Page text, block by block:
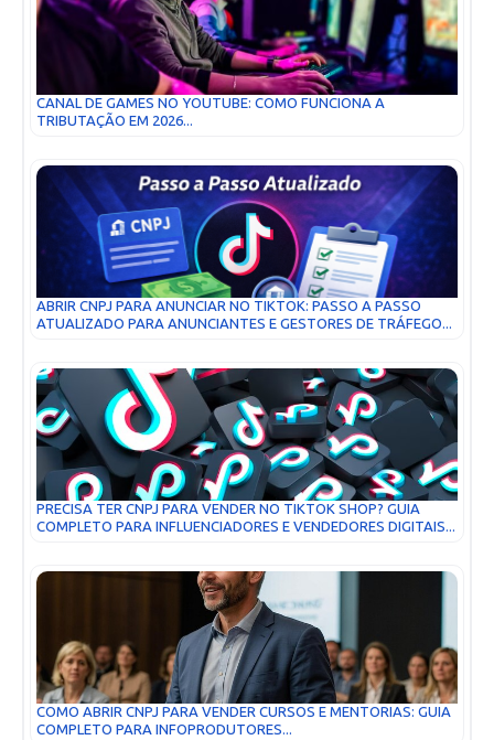
CANAL DE GAMES NO YOUTUBE: COMO FUNCIONA A
TRIBUTAÇÃO EM 2026...
ABRIR CNPJ PARA ANUNCIAR NO TIKTOK: PASSO A PASSO
ATUALIZADO PARA ANUNCIANTES E GESTORES DE TRÁFEGO...
PRECISA TER CNPJ PARA VENDER NO TIKTOK SHOP? GUIA
COMPLETO PARA INFLUENCIADORES E VENDEDORES DIGITAIS...
COMO ABRIR CNPJ PARA VENDER CURSOS E MENTORIAS: GUIA
COMPLETO PARA INFOPRODUTORES...